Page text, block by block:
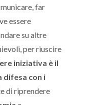
far
essere
su altre
per riuscire
iniziativa è il
difesa con i
di riprendere